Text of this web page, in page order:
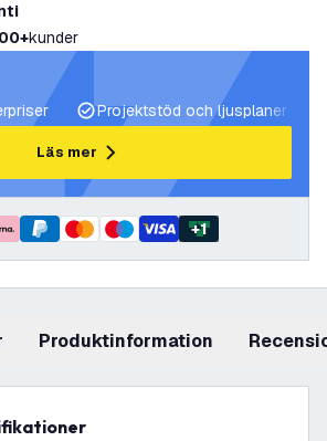
kunder
Projektstöd och ljusplaner
Läs mer
+1
produktinformation